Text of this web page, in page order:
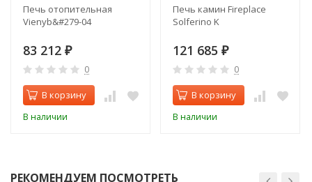
Печь отопительная
Vienyb&#279-04
83 212 ₽
0
В корзину
В наличии
Печь камин Fireplace
Solferino K
121 685 ₽
0
В корзину
В наличии
РЕКОМЕНДУЕМ ПОСМОТРЕТЬ